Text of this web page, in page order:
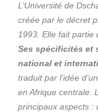
L’Université de
créée par le décret
1993. Elle fait partie
Ses spécificités et
national et
traduit par l’idée
en Afrique centrale.
principaux aspects :